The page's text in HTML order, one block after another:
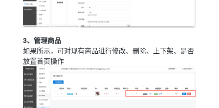
3、管理商品
如果所示，可对现有商品进行修改、删除、上下架、是否
放置首页操作